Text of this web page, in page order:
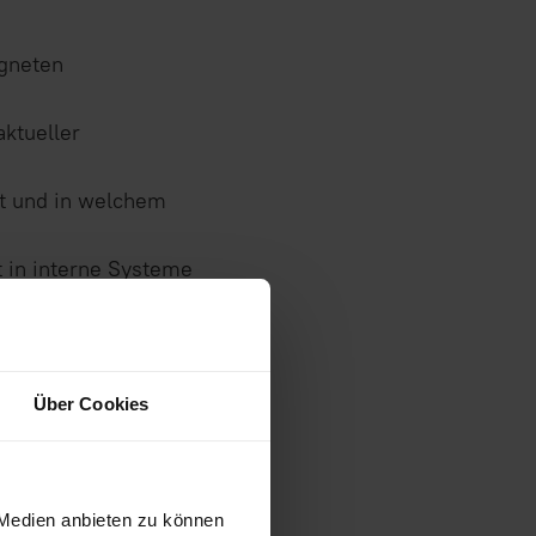
Über Cookies
anbieten zu können
und in welchem
in interne Systeme